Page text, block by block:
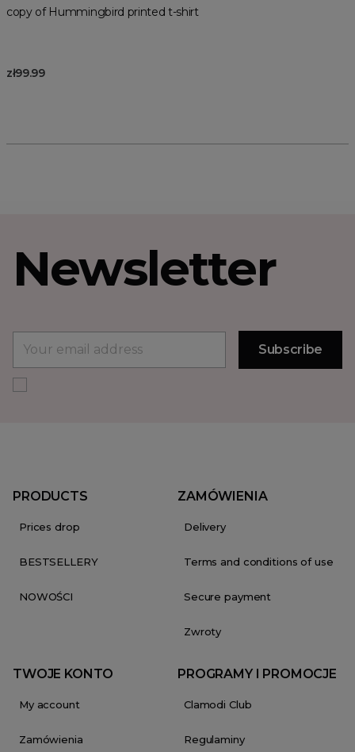
copy of Hummingbird printed t-shirt
zł99.99
Newsletter
PRODUCTS
Prices drop
BESTSELLERY
NOWOŚCI
ZAMÓWIENIA
Delivery
Terms and conditions of use
Secure payment
Zwroty
TWOJE KONTO
My account
Zamówienia
PROGRAMY I PROMOCJE
Clamodi Club
Regulaminy